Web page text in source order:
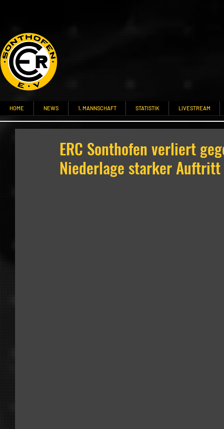
HOME NEWS 1. MANNSCHAFT STATISTIK LIVESTREAM
ERC Sonthofen verliert
Niederlage starker